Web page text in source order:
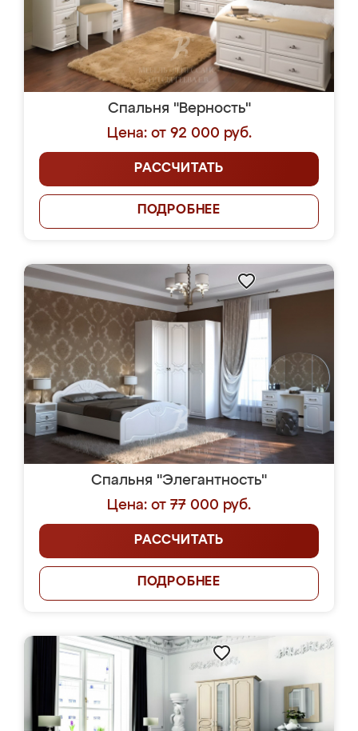
Спальня "Верность"
Цена: от 92 000 руб.
РАССЧИТАТЬ
ПОДРОБНЕЕ
Спальня "Элегантность"
Цена: от 77 000 руб.
РАССЧИТАТЬ
ПОДРОБНЕЕ